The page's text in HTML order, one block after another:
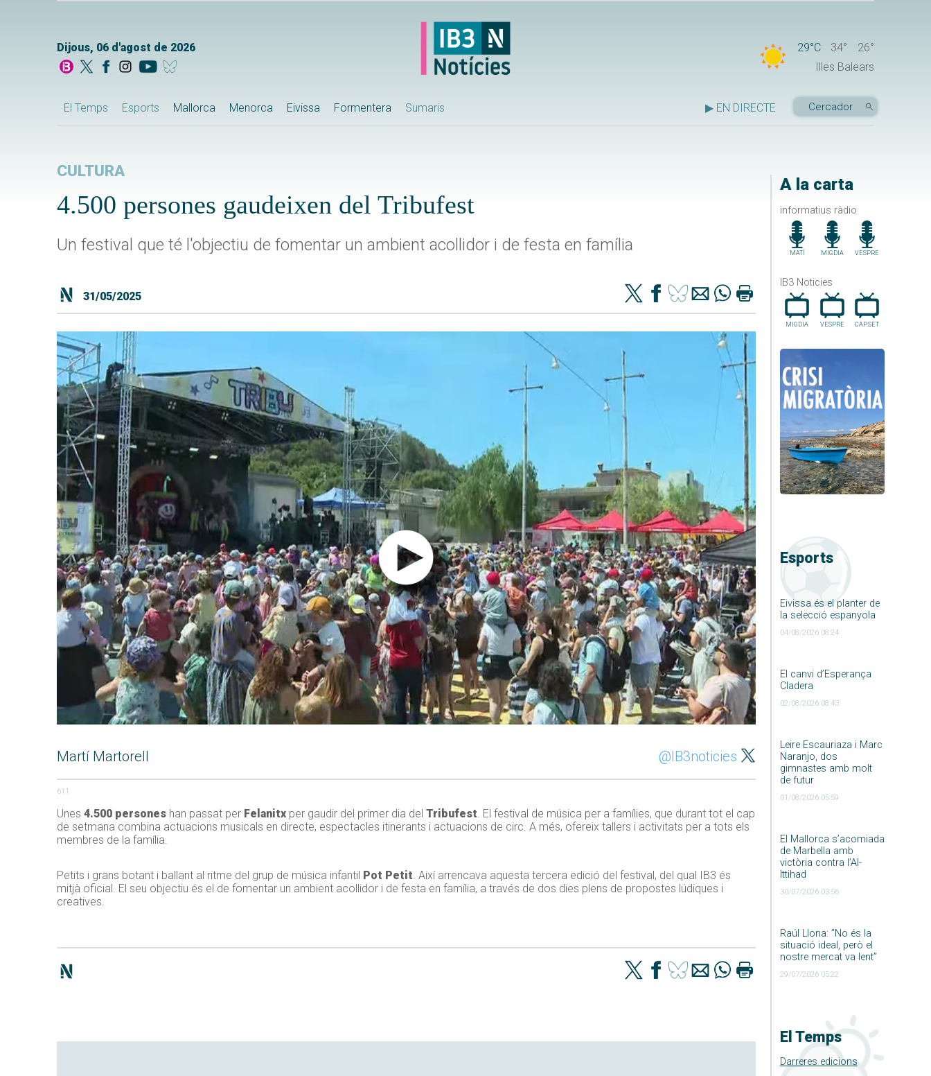
Dijous, 06 d'agost de 2026 29°C 34°
26°
Illes Balears
El Temps Esports Mallorca Menorca Eivissa Formentera Sumaris ▶ EN DIRECTE
A la carta
informatius ràdio
MATÍ MIGDIA VESPRE
IB3 Noticies
MIGDIA VESPRE CAP.SET
Esports
Eivissa és el planter de
la selecció espanyola
04/08/2026 08:24
El canvi d’Esperança
Cladera
02/08/2026 08:43
Leire Escauriaza i Marc
Naranjo, dos
gimnastes amb molt
de futur
01/08/2026 05:59
El Mallorca s’acomiada
de Marbella amb
victòria contra l’Al-
Ittihad
30/07/2026 03:56
Raúl Llona: ”No és la
situació ideal, però el
nostre mercat va lent”
29/07/2026 05:22
El Temps
Darreres edicions
CULTURA
4.500 persones gaudeixen del Tribufest
Un festival que té l'objectiu de fomentar un ambient acollidor i de festa en família
31/05/2025
Martí Martorell @IB3noticies
611
Unes 4.500 persones han passat per Felanitx per gaudir del primer dia del Tribufest. El festival de música per a famílies, que durant tot el cap
de setmana combina actuacions musicals en directe, espectacles itinerants i actuacions de circ. A més, ofereix tallers i activitats per a tots els
membres de la família.
Petits i grans botant i ballant al ritme del grup de música infantil Pot Petit. Així arrencava aquesta tercera edició del festival, del qual IB3 és
mitjà oficial. El seu objectiu és el de fomentar un ambient acollidor i de festa en família, a través de dos dies plens de propostes lúdiques i
creatives.